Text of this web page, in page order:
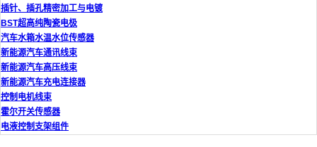
插针、插孔精密加工与电镀
BST超高纯陶瓷电极
汽车水箱水温水位传感器
新能源汽车通讯线束
新能源汽车高压线束
新能源汽车充电连接器
控制电机线束
霍尔开关传感器
电液控制支架组件